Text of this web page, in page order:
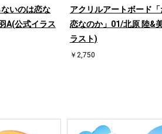
いのは恋な
A(公式イラス
アクリルアートボード
恋なのか」01/北原 陸&
ラスト)
￥2,750